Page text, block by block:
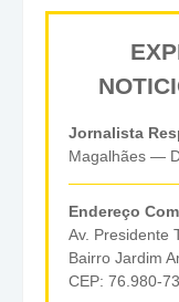
Jornalista
Magalhães —
Endereço
Av. Presidente
Bairro Jardim
CEP: 76.980-